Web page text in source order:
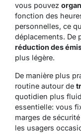
vous pouvez
fonction des
personnelles, ce
déplacements. De
réduction des
plus légère.
De manière plus
routine autour de
quotidien plus
essentielle: vous
marges de
les usagers